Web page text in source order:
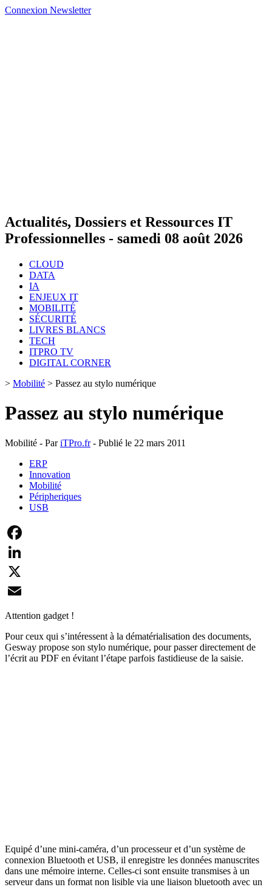
Connexion Newsletter
Actualités, Dossiers et Ressources IT
Professionnelles - samedi 08 août 2026
CLOUD
DATA
IA
ENJEUX IT
MOBILITÉ
SÉCURITÉ
LIVRES BLANCS
TECH
ITPRO TV
DIGITAL CORNER
> Mobilité > Passez au stylo numérique
Passez au stylo numérique
Mobilité - PariTPro.fr- Publié le 22 mars 2011
ERP
Innovation
Mobilité
Péripheriques
USB
Facebook
LinkedIn
X
Email
Attention gadget !
Pour ceux qui s’intéressent à la dématérialisation des documents,
Gesway propose son stylo numérique, pour passer directement de
l’écrit au PDF en évitant l’étape parfois fastidieuse de la saisie.
Equipé d’une mini-caméra, d’un processeur et d’un système de
connexion Bluetooth et USB, il enregistre les données manuscrites
dans une mémoire interne. Celles-ci sont ensuite transmises à un
serveur dans un format non lisible via une liaison bluetooth avec un